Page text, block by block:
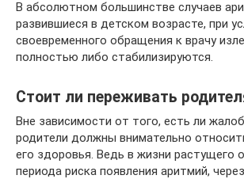
В абсолютном большинстве случаев
развившиеся в детском возрасте, при
своевременного обращения к врачу
полностью либо стабилизируются.
Стоит ли переживать
Вне зависимости от того, есть ли
родители должны внимательно
его здоровья. Ведь в жизни растущего
периода риска появления аритмий,